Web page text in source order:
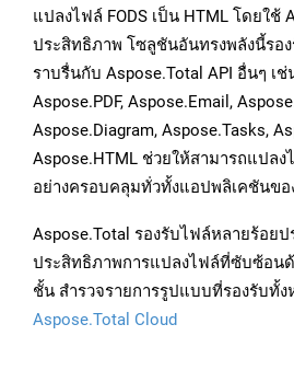
แปลงไฟล์ FODS เป็น HTML โดยใช้
ประสิทธิภาพ โซลูชันอันทรงพลังนี้รอ
ราบรื่นกับ Aspose.Total API อื่นๆ เช่
Aspose.PDF, Aspose.Email,
Aspose.Diagram, Aspose.Tasks,
Aspose.HTML ช่วยให้สามารถแปล
อย่างครอบคลุมทั่วทั้งแอปพลิเคชันข
Aspose.Total รองรับไฟล์หลายร้อยป
ประสิทธิภาพการแปลงไฟล์ที่ซับซ้อน
ชั้น สำรวจรายการรูปแบบที่รองรับทั้
Aspose.Total Cloud